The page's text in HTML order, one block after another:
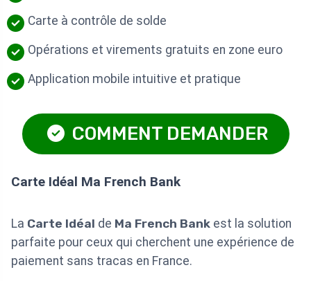
Carte à contrôle de solde
Opérations et virements gratuits en zone euro
Application mobile intuitive et pratique
COMMENT DEMANDER
Carte Idéal Ma French Bank
La Carte Idéal de Ma French Bank est la solution
parfaite pour ceux qui cherchent une expérience de
paiement sans tracas en France.